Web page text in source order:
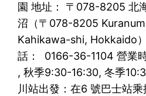
園 地址： 〒078-8205 北
沼（〒078-8205
Kahikawa-shi, Hokkaido
話： 0166-36-1104 營業
, 秋季9:30-16:30, 冬季
川站出發：在6 號巴士站